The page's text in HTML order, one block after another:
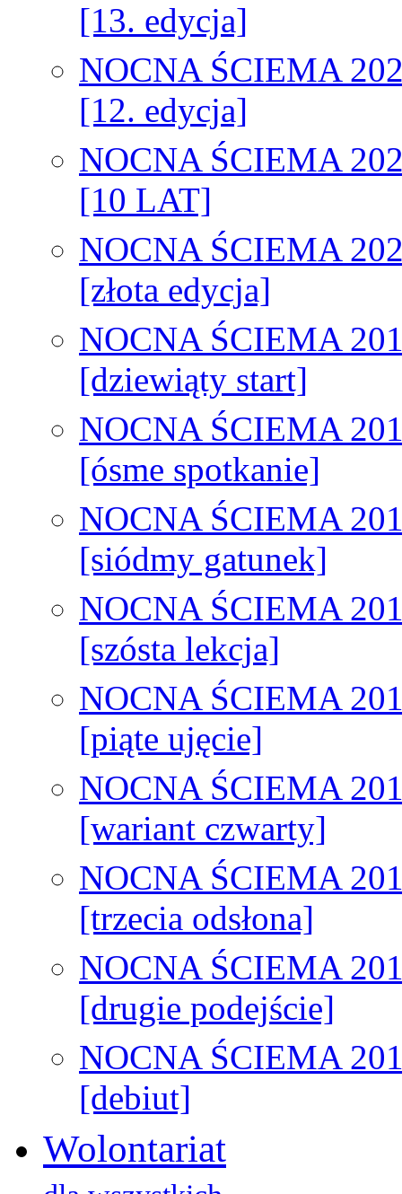
[13. edycja]
NOCNA ŚCIEMA
[12. edycja]
NOCNA ŚCIEMA
[10 LAT]
NOCNA ŚCIEMA
[złota edycja]
NOCNA ŚCIEMA
[dziewiąty start]
NOCNA ŚCIEMA
[ósme spotkanie]
NOCNA ŚCIEMA
[siódmy gatunek]
NOCNA ŚCIEMA
[szósta lekcja]
NOCNA ŚCIEMA
[piąte ujęcie]
NOCNA ŚCIEMA
[wariant czwarty]
NOCNA ŚCIEMA
[trzecia odsłona]
NOCNA ŚCIEMA
[drugie podejście]
NOCNA ŚCIEMA
[debiut]
Wolontariat